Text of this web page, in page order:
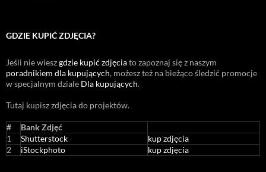
GDZIE KUPIĆ ZDJĘCIA?
Jeśli nie wieszgdzie kupić zdjęciato zapoznaj się z naszym
poradnikiem dla kupujących, możesz też na bieżąco śledzić promocje
w specjalnym dziale Dla kupujących.
Tutaj kupisz zdjęcia do projektów.
#
Bank Zdjęć
1
Shutterstock
kup zdjęcia
2
iStockphoto kup zdjęcia